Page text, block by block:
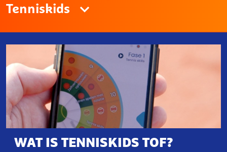
Tenniskids
WAT IS TENNISKIDS TOF?